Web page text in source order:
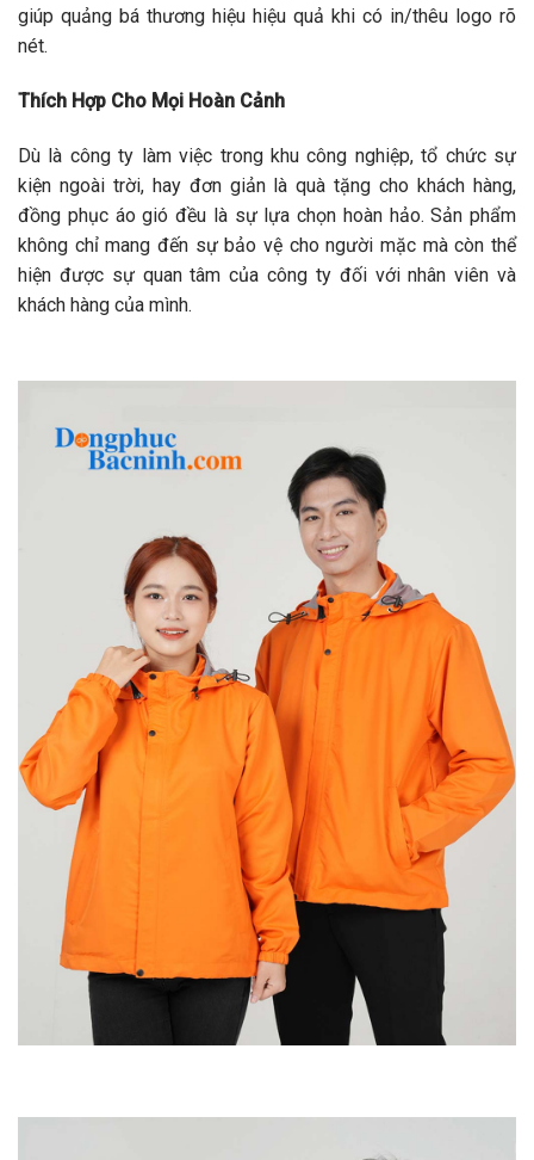
giúp quảng bá thương hiệu hiệu quả khi có in/thêu logo rõ
nét.
Thích Hợp Cho Mọi Hoàn Cảnh
Dù là công ty làm việc trong khu công nghiệp, tổ chức sự
kiện ngoài trời, hay đơn giản là quà tặng cho khách hàng,
đồng phục áo gió đều là sự lựa chọn hoàn hảo. Sản phẩm
không chỉ mang đến sự bảo vệ cho người mặc mà còn thể
hiện được sự quan tâm của công ty đối với nhân viên và
khách hàng của mình.